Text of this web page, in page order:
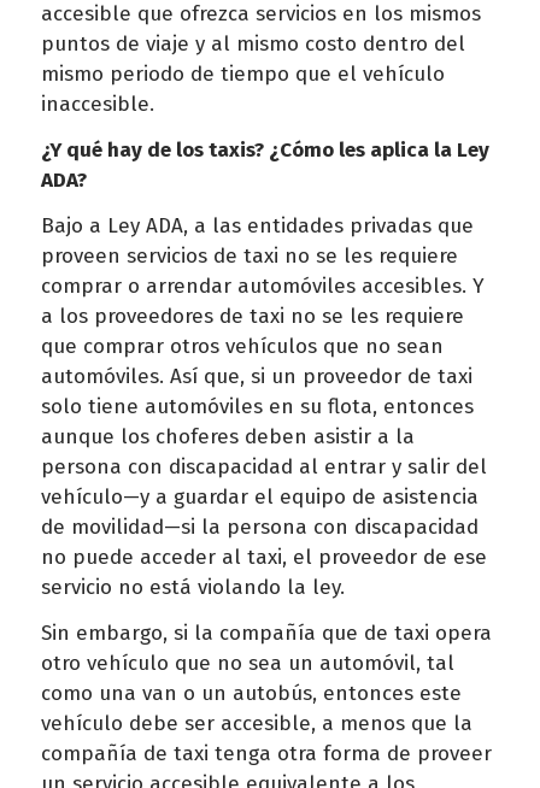
accesible que ofrezca servicios en los mismos
puntos de viaje y al mismo costo dentro del
mismo periodo de tiempo que el vehículo
inaccesible.
¿Y qué hay de los taxis? ¿Cómo les aplica la Ley
ADA?
Bajo a Ley ADA, a las entidades privadas que
proveen servicios de taxi no se les requiere
comprar o arrendar automóviles accesibles. Y
a los proveedores de taxi no se les requiere
que comprar otros vehículos que no sean
automóviles. Así que, si un proveedor de taxi
solo tiene automóviles en su flota, entonces
aunque los choferes deben asistir a la
persona con discapacidad al entrar y salir del
vehículo—y a guardar el equipo de asistencia
de movilidad—si la persona con discapacidad
no puede acceder al taxi, el proveedor de ese
servicio no está violando la ley.
Sin embargo, si la compañía que de taxi opera
otro vehículo que no sea un automóvil, tal
como una van o un autobús, entonces este
vehículo debe ser accesible, a menos que la
compañía de taxi tenga otra forma de proveer